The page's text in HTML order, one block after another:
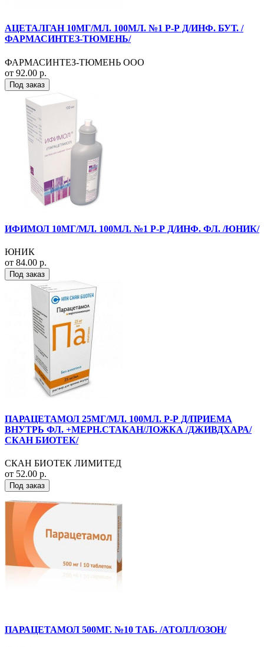
АЦЕТАЛГАН 10МГ/МЛ. 100МЛ. №1 Р-Р Д/ИНФ. БУТ. /
ФАРМАСИНТЕЗ-ТЮМЕНЬ/
ФАРМАСИНТЕЗ-ТЮМЕНЬ ООО
от 92.00 р.
Под заказ
ИФИМОЛ 10МГ/МЛ. 100МЛ. №1 Р-Р Д/ИНФ. ФЛ. /ЮНИК/
ЮНИК
от 84.00 р.
Под заказ
ПАРАЦЕТАМОЛ 25МГ/МЛ. 100МЛ. Р-Р Д/ПРИЕМА
ВНУТРЬ ФЛ. +МЕРН.СТАКАН/ЛОЖКА /ДЖИВДХАРА/
СКАН БИОТЕК/
СКАН БИОТЕК ЛИМИТЕД
от 52.00 р.
Под заказ
ПАРАЦЕТАМОЛ 500МГ. №10 ТАБ. /АТОЛЛ/ОЗОН/